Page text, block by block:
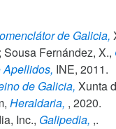
de Galicia,
Fernández, X.,
INE, 2011.
de Galicia, Xunta
Heraldaria, , 2020.
Inc., Galipedia, ,.